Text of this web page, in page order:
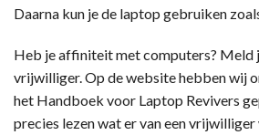
Daarna kun je de laptop gebruiken
Heb je affiniteit met computers? Meld
vrijwilliger. Op de website hebben wij
het Handboek voor Laptop Revivers
precies lezen wat er van een